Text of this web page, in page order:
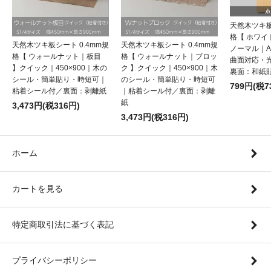
天然木ツキ板シート 0.4mm規
格【 ウォールナット｜板目
】クイック｜450×900｜木の
シール・簡単貼り・時短可｜
粘着シール付／裏面：剥離紙
3,473円(税316円)
天然木ツキ板シート 0.4mm規
格【 ウォールナット｜ブロッ
ク 】クイック｜450×900｜木
のシール・簡単貼り・時短可
｜粘着シール付／裏面：剥離
紙
3,473円(税316円)
天然木ツキ
格【 ホワイ
ノーマル｜
曲面対応・
裏面：和紙
799円(税
ホーム
カートを見る
特定商取引法に基づく表記
プライバシーポリシー